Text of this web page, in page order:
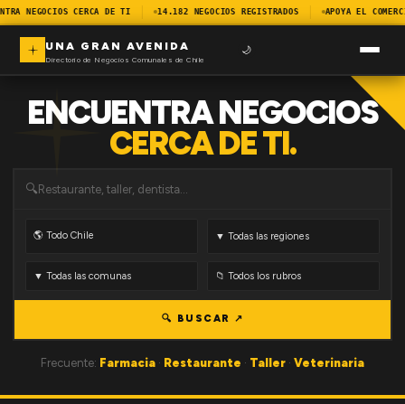
NEGOCIOS CERCA DE TI 14.182 NEGOCIOS REGISTRADOS APOYA EL
UNA GRAN AVENIDA
Directorio de Negocios Comunales de Chile
🌙
ENCUENTRA NEGOCIOS
CERCA DE TI.
🔍
🔍 BUSCAR ↗
Frecuente: Farmacia · Restaurante · Taller · Veterinaria